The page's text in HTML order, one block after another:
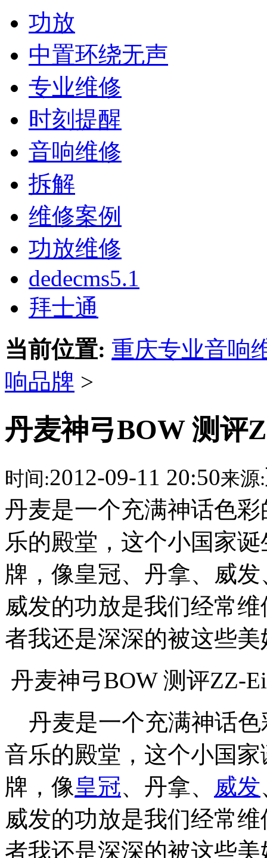
功放
中置环绕无声
专业维修
时刻提醒
音响维修
拆解
维修案例
功放维修
dedecms5.1
拜士通
当前位置: 重庆专业音响
响品牌 >
丹麦神弓BOW 测评
时间:2012-09-11 20:50来源:
丹麦是一个充满神话色
乐的殿堂，这个小国家
牌，像皇冠、丹拿、威
威发的功放是我们经常
者我还是深深的被这些
丹麦神弓BOW 测评ZZ-
丹麦是一个充满神话色
音乐的殿堂，这个小国
牌，像皇冠、丹拿、 威发
威发的功放是我们经常
者我还是深深的被这些